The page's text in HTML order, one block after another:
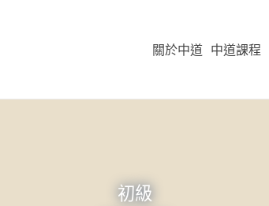
關於中道 中道課程
初級